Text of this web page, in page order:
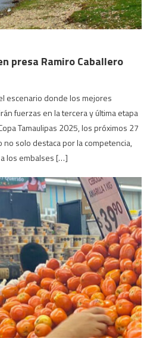
presa Ramiro Caballero
escenario donde los mejores
fuerzas en la tercera y última etapa
Tamaulipas 2025, los próximos 27
solo destaca por la competencia,
los embalses […]